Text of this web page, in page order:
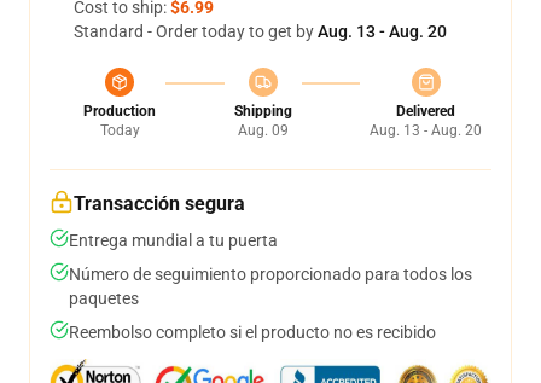
Cost to ship:$6.99
Standard - Order today to get byAug. 13 - Aug. 20
Production
Today
Shipping
Aug. 09
Delivered
Aug. 13 - Aug. 20
Transacción segura
Entrega mundial a tu puerta
Número de seguimiento proporcionado para todos los
paquetes
Reembolso completo si el producto no es recibido